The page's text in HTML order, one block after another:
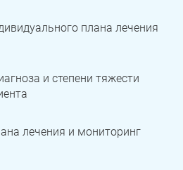
плана лечения
и степени тяжести
лечения и мониторинг
Миасс